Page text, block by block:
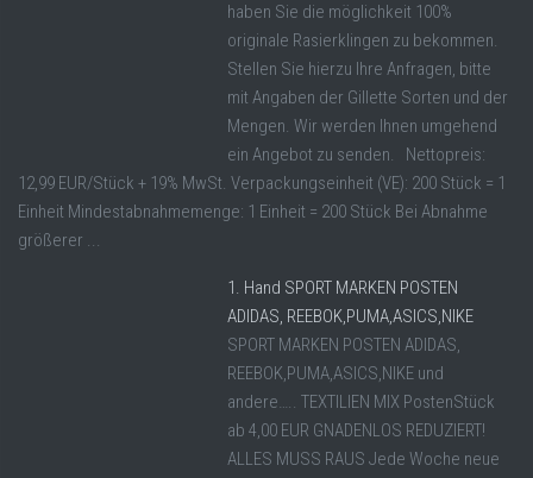
haben Sie die möglichkeit 100%
originale Rasierklingen zu bekommen.
Stellen Sie hierzu Ihre Anfragen, bitte
mit Angaben der Gillette Sorten und der
Mengen. Wir werden Ihnen umgehend
ein Angebot zu senden. Nettopreis:
12,99 EUR/Stück + 19% MwSt. Verpackungseinheit (VE): 200 Stück = 1
Einheit Mindestabnahmemenge: 1 Einheit = 200 Stück Bei Abnahme
größerer ...
1. Hand SPORT MARKEN POSTEN
ADIDAS, REEBOK,PUMA,ASICS,NIKE
SPORT MARKEN POSTEN ADIDAS,
REEBOK,PUMA,ASICS,NIKE und
andere….. TEXTILIEN MIX PostenStück
ab 4,00 EUR GNADENLOS REDUZIERT!
ALLES MUSS RAUS Jede Woche neue